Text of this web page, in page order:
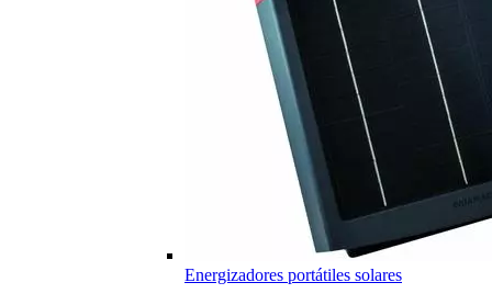
Energizadores portátiles solares